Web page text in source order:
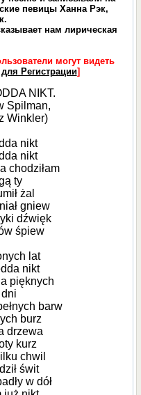
певицы Ханна Рэк,
нам лирическая
могут видеть
Регистрации]
NIKT.
Spilman,
Winkler)
nikt
nikt
chodziłam
ty
żal
gniew
dźwięk
śpiew
lat
nikt
pięknych
barw
burz
drzewa
kurz
chwil
świt
w dół